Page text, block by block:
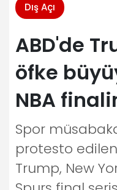
Dış Açı
ABD'de
öfke
NBA
Spor
protesto edilen
Trump, New